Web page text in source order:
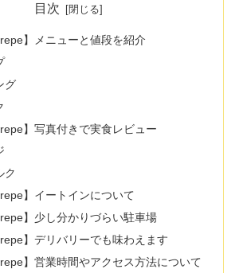
目次
】メニューと値段を紹介
グ
】写真付きで実食レビュー
ク
】イートインについて
】少し分かりづらい駐車場
】デリバリーでも味わえます
】営業時間やアクセス方法について